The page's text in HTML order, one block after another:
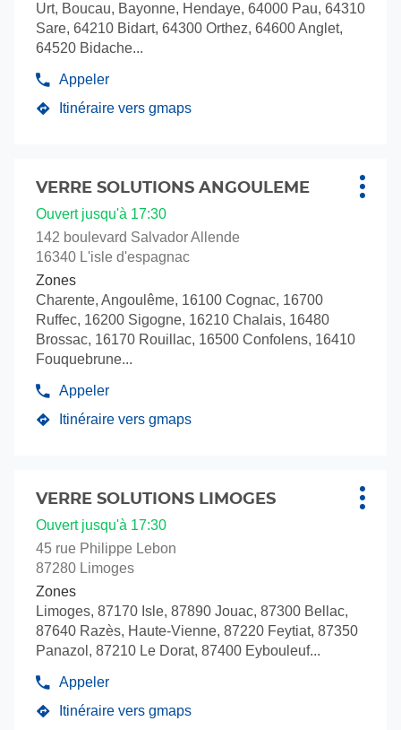
plus
amples
informations
Urt, Boucau, Bayonne, Hendaye, 64000 Pau, 64310
Sare, 64210 Bidart, 64300 Orthez, 64600 Anglet,
64520 Bidache...
Appeler
Afficher
le
numéro
point
vente
VERRE
SOLUTIONS
BAYONNE
Itinéraire vers gmaps
jusqu'au
VERRE
SOLUTIONS
BAYONNE
ENTRÉE
pour
obtenir
plus
amples
informations
Point
de
vente
VERRE SOLUTIONS ANGOULEME
Ouvert jusqu'à 17:30
142 boulevard Salvador Allende
16340 L'isle d'espagnac
Zones
Charente, Angoulême, 16100 Cognac, 16700
Ruffec, 16200 Sigogne, 16210 Chalais, 16480
Brossac, 16170 Rouillac, 16500 Confolens, 16410
Fouquebrune...
Appeler
Afficher
le
numéro
point
vente
VERRE
SOLUTIONS
ANGOULEME
Itinéraire vers gmaps
jusqu'au
VERRE
SOLUTIONS
ANGOULEME
Plus
ENTRÉE
pour
obtenir
plus
amples
informations
Point
de
vente
:
VERRE SOLUTIONS LIMOGES
Ouvert jusqu'à 17:30
45 rue Philippe Lebon
87280 Limoges
Zones
Limoges, 87170 Isle, 87890 Jouac, 87300 Bellac,
87640 Razès, Haute-Vienne, 87220 Feytiat, 87350
Panazol, 87210 Le Dorat, 87400 Eybouleuf...
Appeler
Afficher
le
numéro
Itinéraire vers gmaps
jusqu'au
Plus